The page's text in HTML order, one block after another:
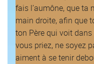
fais l’aumône, que ta
main droite, afin que
ton Père qui voit
vous priez, ne soyez
aiment à se tenir